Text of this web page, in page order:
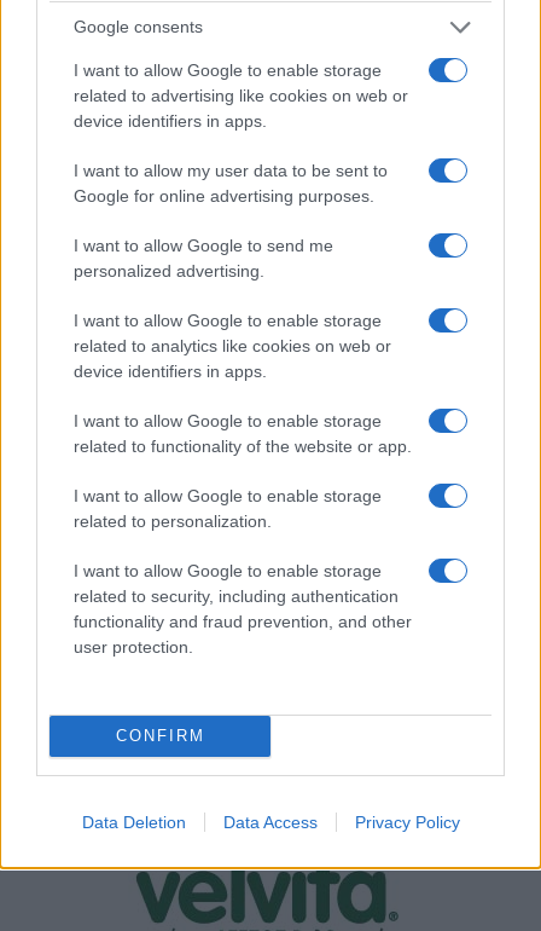
Google consents
I want to allow Google to enable storage
related to advertising like cookies on web or
device identifiers in apps.
I want to allow my user data to be sent to
Google for online advertising purposes.
I want to allow Google to send me
personalized advertising.
I want to allow Google to enable storage
related to analytics like cookies on web or
device identifiers in apps.
I want to allow Google to enable storage
related to functionality of the website or app.
I want to allow Google to enable storage
related to personalization.
I want to allow Google to enable storage
related to security, including authentication
functionality and fraud prevention, and other
user protection.
CONFIRM
Data Deletion Data Access Privacy Policy